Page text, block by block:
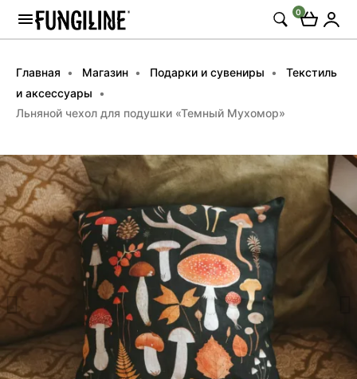
0
Главная Магазин Подарки и сувениры
Текстиль
и аксессуары
Льняной чехол для подушки «Темный Мухомор»